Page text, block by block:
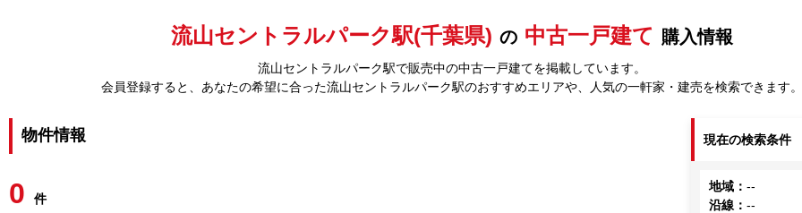
流山セントラルパーク駅(千葉県) の 中古一戸建て 購入情報
流山セントラルパーク駅で販売中の中古一戸建てを掲載しています。
会員登録すると、あなたの希望に合った流山セントラルパーク駅のおすすめエリアや、人気の一軒家・建売を検索できます。
物件情報
0 件
現在の検索条件
地域 ：--
沿線 ：--